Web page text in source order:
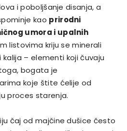
i poboljšanje disanja, a
kao prirodni
umora i upalnih
listovima kriju se minerali
– elementi koji čuvaju
bogata je
koje štite ćelije od
proces starenja.
čaj od majčine dušice često